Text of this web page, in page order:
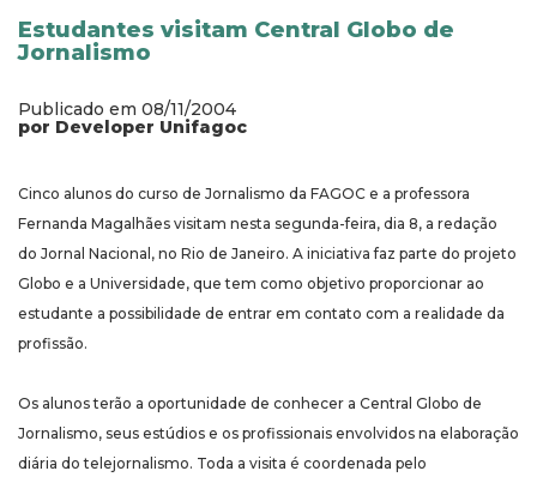
Estudantes visitam Central Globo de
Jornalismo
Publicado em 08/11/2004
por Developer Unifagoc
Cinco alunos do curso de Jornalismo da FAGOC e a professora
Fernanda Magalhães visitam nesta segunda-feira, dia 8, a redação
do Jornal Nacional, no Rio de Janeiro. A iniciativa faz parte do projeto
Globo e a Universidade, que tem como objetivo proporcionar ao
estudante a possibilidade de entrar em contato com a realidade da
profissão.
Os alunos terão a oportunidade de conhecer a Central Globo de
Jornalismo, seus estúdios e os profissionais envolvidos na elaboração
diária do telejornalismo. Toda a visita é coordenada pelo